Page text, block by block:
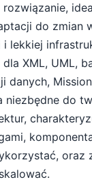
do zmian
lekkiej
XML, UML,
danych,
niezbędne do
oraz